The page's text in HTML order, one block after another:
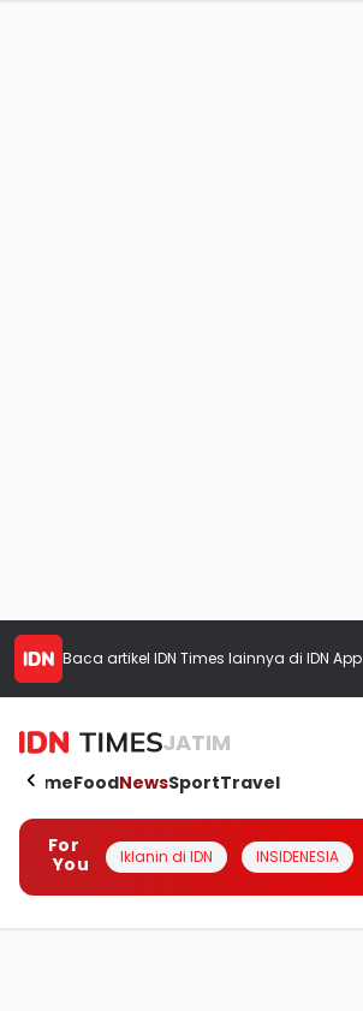
Baca artikel IDN Times lainnya di IDN App
JATIM
HomeFoodNewsSportTravel
For
You
Iklanin di IDN INSIDENESIA